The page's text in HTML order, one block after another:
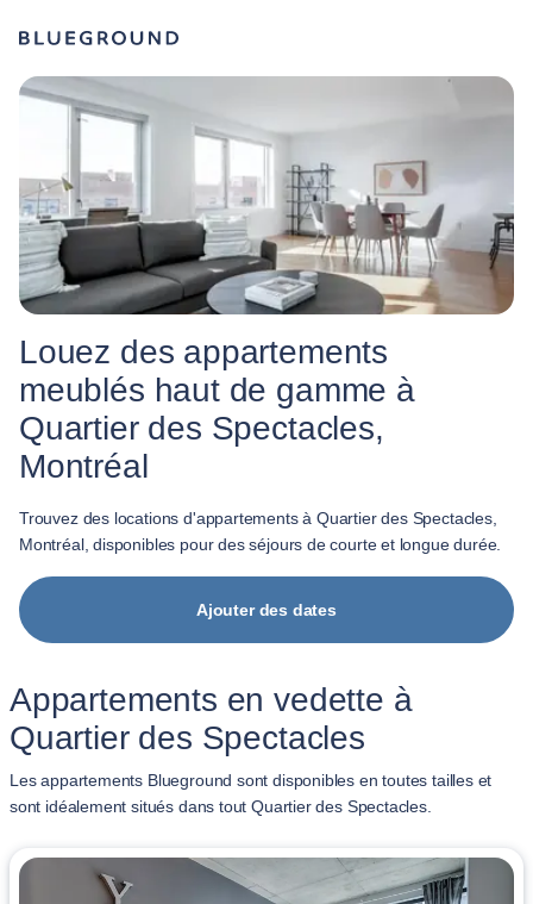
Louez des appartements
meublés haut de gamme à
Quartier des Spectacles,
Montréal
Trouvez des locations d'appartements à Quartier des Spectacles,
Montréal, disponibles pour des séjours de courte et longue durée.
Ajouter des dates
Appartements en vedette à
Quartier des Spectacles
Les appartements Blueground sont disponibles en toutes tailles et
sont idéalement situés dans tout Quartier des Spectacles.